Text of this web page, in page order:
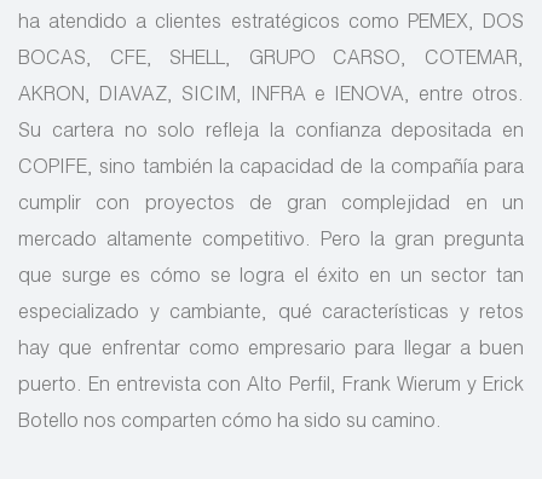
ha atendido a clientes estratégicos como PEMEX, DOS
BOCAS, CFE, SHELL, GRUPO CARSO, COTEMAR,
AKRON, DIAVAZ, SICIM, INFRA e IENOVA, entre otros.
Su cartera no solo refleja la confianza depositada en
COPIFE, sino también la capacidad de la compañía para
cumplir con proyectos de gran complejidad en un
mercado altamente competitivo. Pero la gran pregunta
que surge es cómo se logra el éxito en un sector tan
especializado y cambiante, qué características y retos
hay que enfrentar como empresario para llegar a buen
puerto. En entrevista con Alto Perfil, Frank Wierum y Erick
Botello nos comparten cómo ha sido su camino.